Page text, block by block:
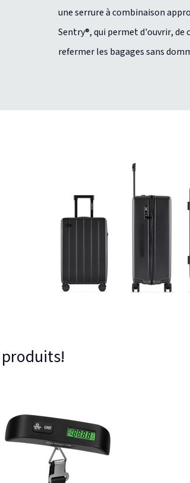
une serrure à combinaison
Sentry®, qui permet d'ouvrir, de
refermer les bagages sans